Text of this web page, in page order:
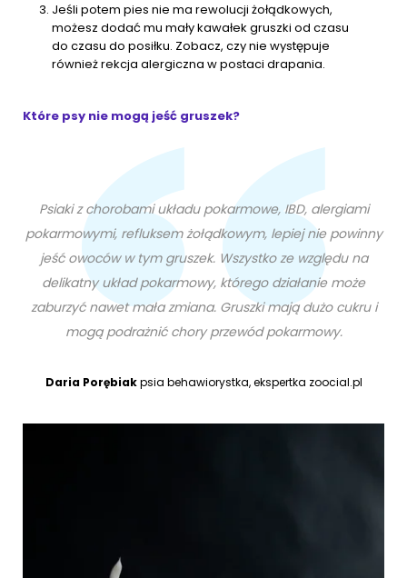
Jeśli potem pies nie ma rewolucji żołądkowych,
możesz dodać mu mały kawałek gruszki od czasu
do czasu do posiłku. Zobacz, czy nie występuje
również rekcja alergiczna w postaci drapania.
Które psy nie mogą jeść gruszek?
Psiaki z chorobami układu pokarmowe, IBD, alergiami
pokarmowymi, refluksem żołądkowym, lepiej nie powinny
jeść owoców w tym gruszek. Wszystko ze względu na
delikatny układ pokarmowy, którego działanie może
zaburzyć nawet mała zmiana. Gruszki mają dużo cukru i
mogą podrażnić chory przewód pokarmowy.
Daria Porębiakpsia behawiorystka, ekspertka zoocial.pl